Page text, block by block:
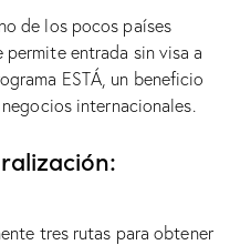
de los pocos países
entrada sin visa a
ESTÁ, un beneficio
internacionales.
tres rutas para obtener